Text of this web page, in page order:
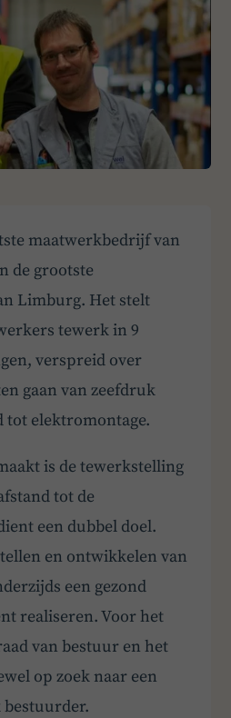
maatwerkbedrijf van
de grootste
Limburg. Het stelt
tewerk in 9
verspreid over
gaan van zeefdruk
tot elektromontage.
is de tewerkstelling
tot de
een dubbel doel.
en ontwikkelen van
een gezond
realiseren. Voor het
van bestuur en het
op zoek naar een